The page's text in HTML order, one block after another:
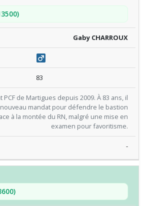
Gaby CHARROUX
83
PCF de Martigues depuis 2009. À 83 ans, il
mandat pour défendre le bastion
à la montée du RN, malgré une mise en
examen pour favoritisme.
-